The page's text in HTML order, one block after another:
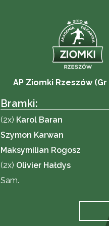
AP Ziomki Rzeszów
Bramki:
(2x) Karol Baran
Szymon Karwan
Maksymilian Rogosz
(2x) Olivier Hałdys
Sam.